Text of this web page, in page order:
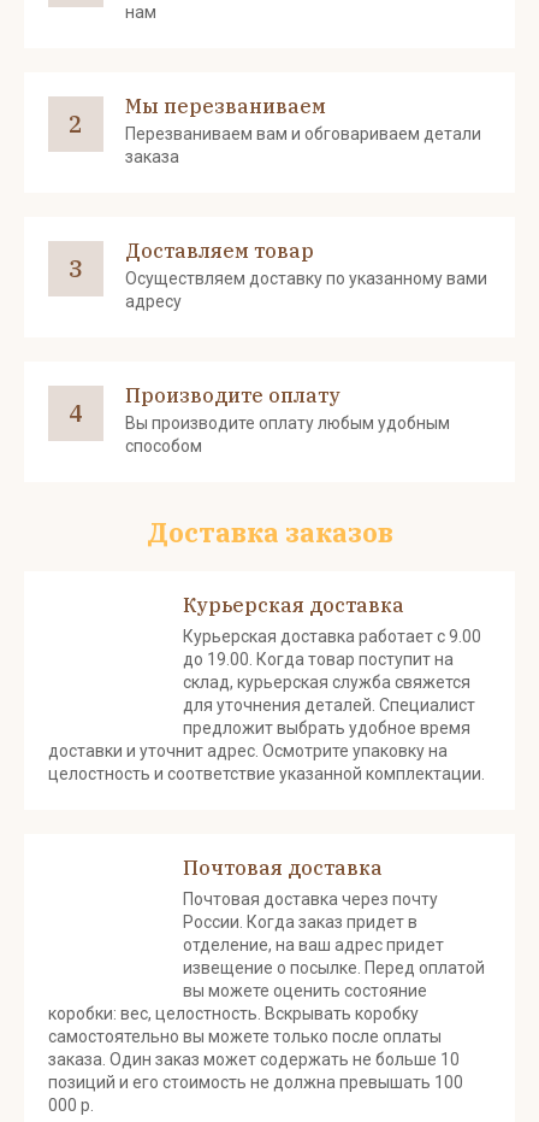
нам
2
Мы перезваниваем
Перезваниваем вам и обговариваем детали
заказа
3
Доставляем товар
Осуществляем доставку по указанному вами
адресу
4
Производите оплату
Вы производите оплату любым удобным
способом
Доставка заказов
Курьерская доставка
Курьерская доставка работает с 9.00
до 19.00. Когда товар поступит на
склад, курьерская служба свяжется
для уточнения деталей. Специалист
предложит выбрать удобное время
доставки и уточнит адрес. Осмотрите упаковку на
целостность и соответствие указанной комплектации.
Почтовая доставка
Почтовая доставка через почту
России. Когда заказ придет в
отделение, на ваш адрес придет
извещение о посылке. Перед оплатой
вы можете оценить состояние
коробки: вес, целостность. Вскрывать коробку
самостоятельно вы можете только после оплаты
заказа. Один заказ может содержать не больше 10
позиций и его стоимость не должна превышать 100
000 р.